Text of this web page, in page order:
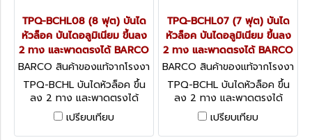
TPQ-BCHL08 (8 ฟุต) บันได
หัวล็อค บันไดอลูมิเนียม ขึ้นลง
2 ทาง และพาดตรงได้ BARCO
BARCO สินค้าของแท้จากโรงงา
นผู้ผลิต TPQ-BCHL08
TPQ-BCHL บันไดหัวล็อค ขึ้น
ลง 2 ทาง และพาดตรงได้
BARCO
เปรียบเทียบ
TPQ-BCHL07 (7 ฟุต) บันได
หัวล็อค บันไดอลูมิเนียม ขึ้นลง
2 ทาง และพาดตรงได้ BARCO
BARCO สินค้าของแท้จากโรงงา
นผู้ผลิต TPQ-BCHL07
TPQ-BCHL บันไดหัวล็อค ขึ้น
ลง 2 ทาง และพาดตรงได้
BARCO
เปรียบเทียบ